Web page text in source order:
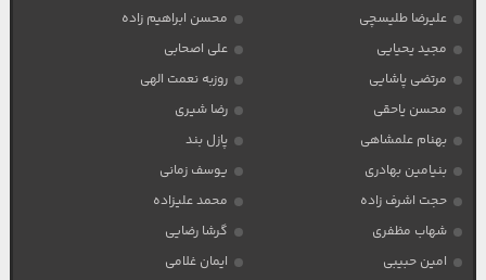
علیرضا طلیسچی
محسن ابراهیم زاده
مجید یحیایی
علی اصحابی
مرتضی پاشایی
روزبه نعمت الهی
محسن یاحقی
رضا شیری
بهنام علمشاهی
پازل بند
بنیامین بهادری
یوسف زمانی
حجت اشرف زاده
محمد علیزاده
شهاب مظفری
گرشا رضایی
امین حبیبی
ایمان غلامی